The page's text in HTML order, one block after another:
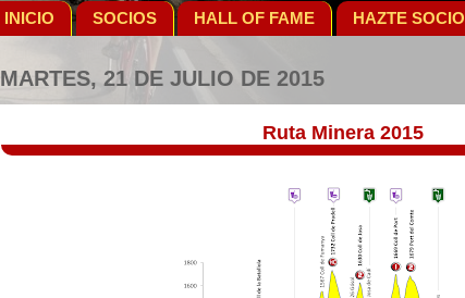
INICIO SOCIOS HALL OF FAME HAZTE SOCIO
MARTES, 21 DE JULIO DE 2015
Ruta Minera 2015